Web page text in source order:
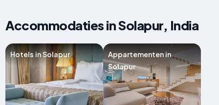
Accommodaties in Solapur, India
Hotels in Solapur
Appartementen in
Solapur